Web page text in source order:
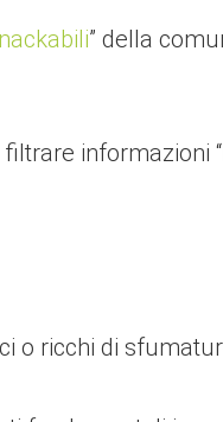
” della
informazioni
o ricchi di